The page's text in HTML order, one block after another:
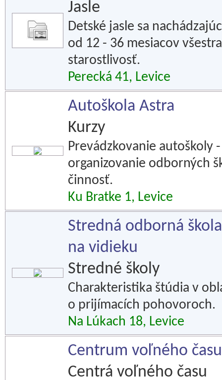
Jasle
Detské jasle sa
od 12 - 36 mesiacov
starostlivosť.
Perecká 41, Levice
Autoškola Astra
Kurzy
Prevádzkovanie autoškoly
organizovanie odborných
činnosť.
Ku Bratke 1, Levice
Stredná odborná
na vidieku
Stredné školy
Charakteristika štúdia v
o prijímacích pohovoroch.
Na Lúkach 18, Levice
Centrum voľného
Centrá voľného času